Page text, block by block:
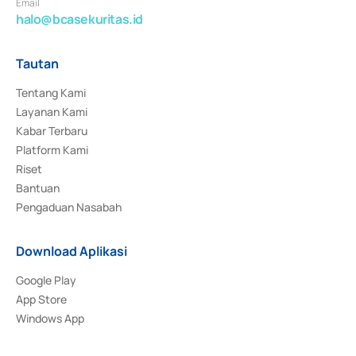
halo@bcasekuritas.id
Tautan
Tentang Kami
Layanan Kami
Kabar Terbaru
Platform Kami
Riset
Bantuan
Pengaduan Nasabah
Download Aplikasi
Google Play
App Store
Windows App